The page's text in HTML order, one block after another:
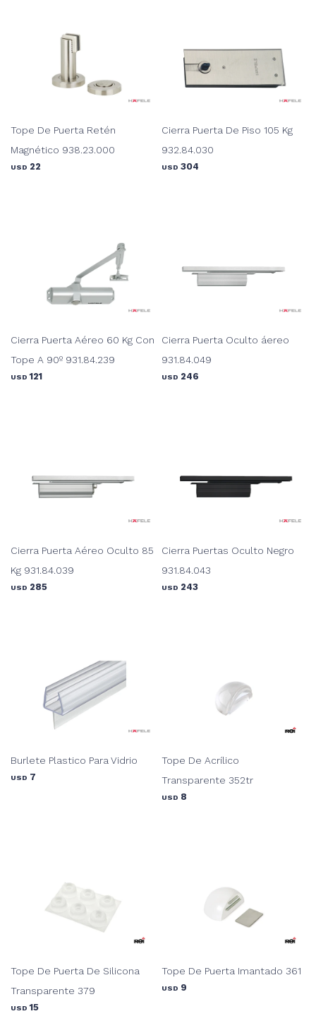
Tope De Puerta Retén
Magnético 938.23.000
USD 22
Cierra Puerta De Piso 105 Kg
932.84.030
USD 304
Cierra Puerta Aéreo 60 Kg Con
Tope A 90º 931.84.239
USD 121
Cierra Puerta Oculto áereo
931.84.049
USD 246
Cierra Puerta Aéreo Oculto 85
Kg 931.84.039
USD 285
Cierra Puertas Oculto Negro
931.84.043
USD 243
Burlete Plastico Para Vidrio
USD 7
Tope De Acrílico
Transparente 352tr
USD 8
Tope De Puerta De Silicona
Transparente 379
USD 15
Tope De Puerta Imantado 361
USD 9